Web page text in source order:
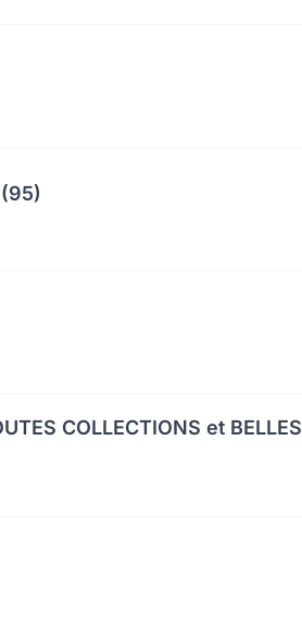
COLLECTIONS et BELLES